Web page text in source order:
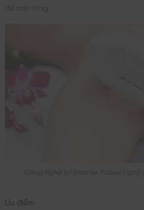
để triệt lông.
Công Nghệ Ipl (intense Pulsed Light)
Ưu điểm